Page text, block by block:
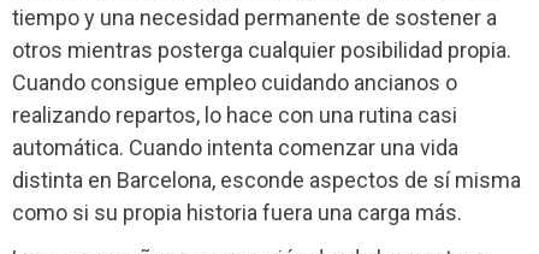
tiempo y una necesidad permanente de sostener a
otros mientras posterga cualquier posibilidad propia.
Cuando consigue empleo cuidando ancianos o
realizando repartos, lo hace con una rutina casi
automática. Cuando intenta comenzar una vida
distinta en Barcelona, esconde aspectos de sí misma
como si su propia historia fuera una carga más.